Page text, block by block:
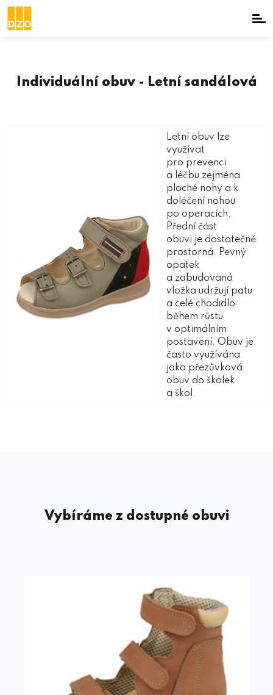
Individuální obuv - Letní sandálová
Letní obuv lze
využívat
pro prevenci
a léčbu zejména
ploché nohy a k
doléčení nohou
po operacích.
Přední část
obuvi je dostatečně
prostorná. Pevný
opatek
a zabudovaná
vložka udržují patu
a celé chodidlo
během růstu
v optimálním
postavení. Obuv je
často využívána
jako přezůvková
obuv do školek
a škol.
Vybíráme z dostupné obuvi